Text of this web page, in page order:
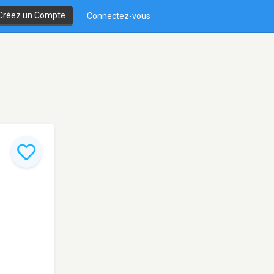
un Compte Connectez-vous